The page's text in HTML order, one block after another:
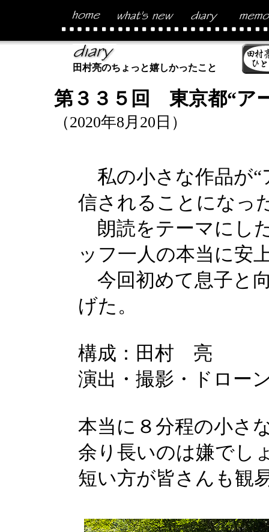
田村亮のちょっと嬉しかったこと
第３３５回 東京都“ア
（2020年8月20日）
私の小さな作品が“
信されることになっ
朗読をテーマにし
ッフ一人の本当に安
今回初めて息子と
げた。
構成：田村 亮
演出・撮影・ドロー
本当に８分程の小さ
余り長いのは嫌でし
短い方が皆さんも観